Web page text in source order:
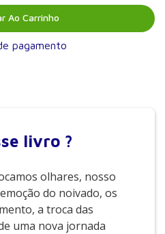
Ao Carrinho
pagamento
livro ?
olhares, nosso
do noivado, os
a troca das
uma nova jornada